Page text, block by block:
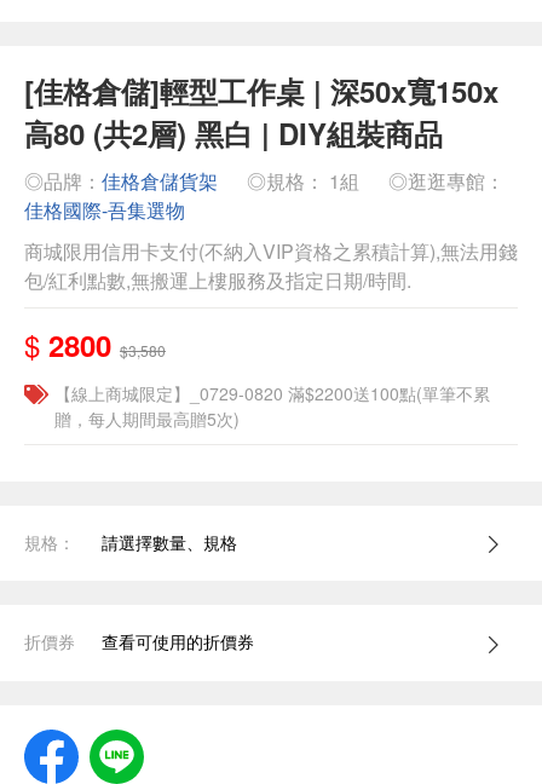
[佳格倉儲]輕型工作桌 | 深50x寬150x
高80 (共2層) 黑白 | DIY組裝商品
◎品牌： 佳格倉儲貨架 ◎規格： 1組
◎逛逛專館：
佳格國際-吾集選物
商城限用信用卡支付(不納入VIP資格之累積計算),無法用錢
包/紅利點數,無搬運上樓服務及指定日期/時間.
$ 2800 $3,580
【線上商城限定】_0729-0820 滿$2200送100點(單筆不累
贈，每人期間最高贈5次)
規格： 請選擇數量、規格
折價券 查看可使用的折價券